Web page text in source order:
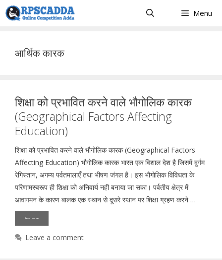
Skip
to
Menu
आर्थिक कारक
शिक्षा को प्रभावित करने वाले भौगोलिक कारक
(Geographical Factors Affecting
Education)
शिक्षा को प्रभावित करने वाले भौगोलिक कारक (Geographical Factors
Affecting Education) भौगोलिक कारक भारत एक विशाल देश है जिसमें दुर्गम
रेगिस्तान, अगम्य पर्वतमालाएँ तथा भीषण जंगल है। इस भौगोलिक विविधता के
परिणामस्वरूप ही शिक्षा को अनिवार्य नही बनाया जा सका। पर्वतीय क्षेत्र में
आवागमन के कारण बालक एक स्थान से दूसरे स्थान पर शिक्षा ग्रहण करने …
Read more
Leave a comment